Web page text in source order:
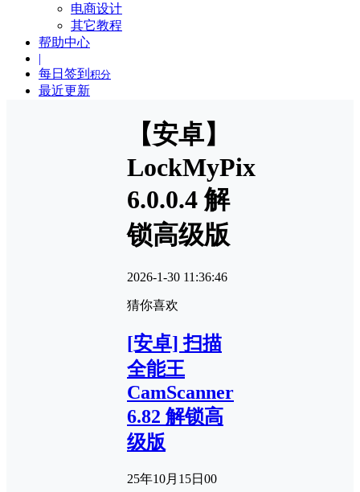
电商设计
其它教程
帮助中心
|
每日签到 积分
最近更新
【安卓】
LockMyPix
6.0.0.4 解
锁高级版
2026-1-30 11:36:46
猜你喜欢
[安卓] 扫描
全能王
CamScanner
6.82 解锁高
级版
25年10月15日 00